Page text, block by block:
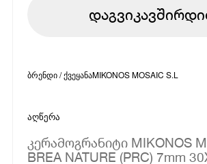
ბრენდი / ქვეყანაMIKONOS MOSAIC S.L
აღწერა
კერამოგრანიტი MIKONOS
BREA NATURE (PRC) 7mm